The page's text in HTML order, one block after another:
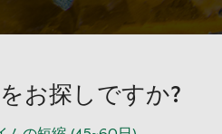
お探しですか?